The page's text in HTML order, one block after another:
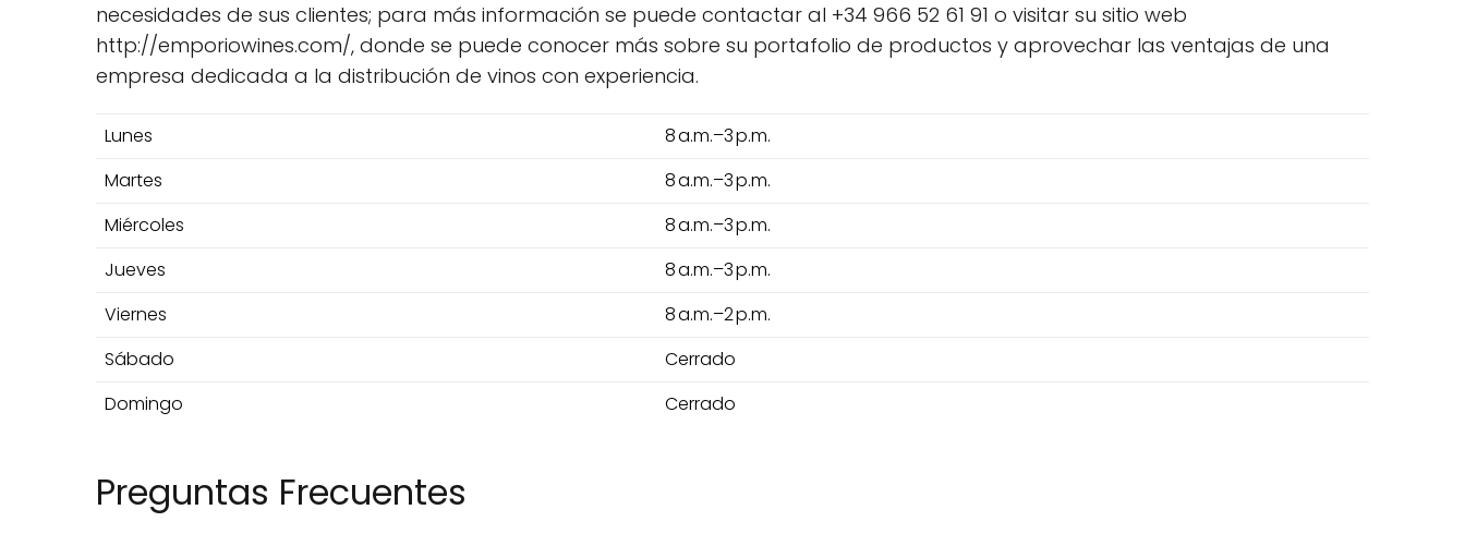
necesidades de sus clientes; para más información se puede contactar al +34 966 52 61 91 o visitar su sitio web
http://emporiowines.com/, donde se puede conocer más sobre su portafolio de productos y aprovechar las ventajas de una
empresa dedicada a la distribución de vinos con experiencia.
Lunes
8 a.m.–3 p.m.
Martes
8 a.m.–3 p.m.
Miércoles
8 a.m.–3 p.m.
Jueves
8 a.m.–3 p.m.
Viernes
8 a.m.–2 p.m.
Sábado
Cerrado
Domingo
Cerrado
Preguntas Frecuentes